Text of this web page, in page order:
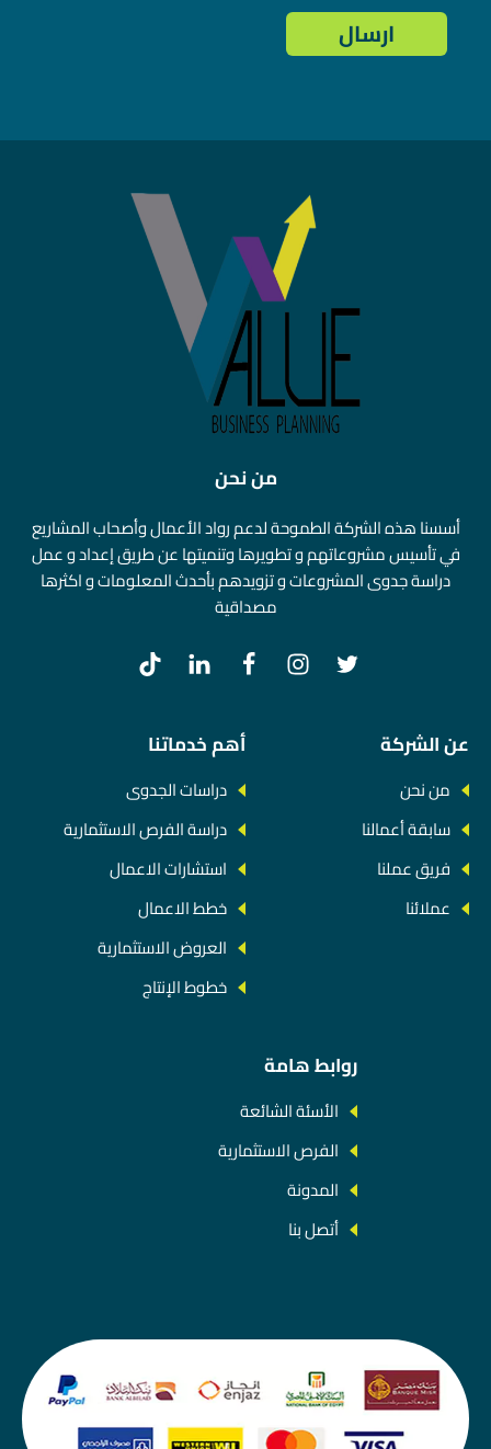
من نحن
أسسنا هذه الشركة الطموحة لدعم رواد الأعمال وأصحاب المشاريع
في تأسيس مشروعاتهم و تطويرها وتنميتها عن طريق إعداد و عمل
دراسة جدوى المشروعات و تزويدهم بأحدث المعلومات و اكثرها
مصداقية
عن الشركة
من نحن
سابقة أعمالنا
فريق عملنا
عملائنا
أهم خدماتنا
دراسات الجدوى
دراسة الفرص الاستثمارية
استشارات الاعمال
خطط الاعمال
العروض الاستثمارية
خطوط الإنتاج
روابط هامة
الأسئة الشائعة
الفرص الاستثمارية
المدونة
أتصل بنا